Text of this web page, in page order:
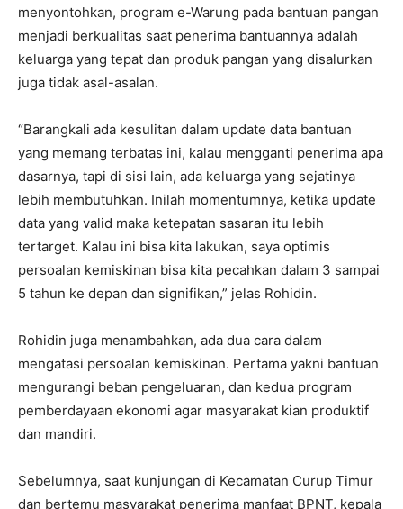
menyontohkan, program e-Warung pada bantuan pangan
menjadi berkualitas saat penerima bantuannya adalah
keluarga yang tepat dan produk pangan yang disalurkan
juga tidak asal-asalan.
“Barangkali ada kesulitan dalam update data bantuan
yang memang terbatas ini, kalau mengganti penerima apa
dasarnya, tapi di sisi lain, ada keluarga yang sejatinya
lebih membutuhkan. Inilah momentumnya, ketika update
data yang valid maka ketepatan sasaran itu lebih
tertarget. Kalau ini bisa kita lakukan, saya optimis
persoalan kemiskinan bisa kita pecahkan dalam 3 sampai
5 tahun ke depan dan signifikan,” jelas Rohidin.
Rohidin juga menambahkan, ada dua cara dalam
mengatasi persoalan kemiskinan. Pertama yakni bantuan
mengurangi beban pengeluaran, dan kedua program
pemberdayaan ekonomi agar masyarakat kian produktif
dan mandiri.
Sebelumnya, saat kunjungan di Kecamatan Curup Timur
dan bertemu masyarakat penerima manfaat BPNT, kepala